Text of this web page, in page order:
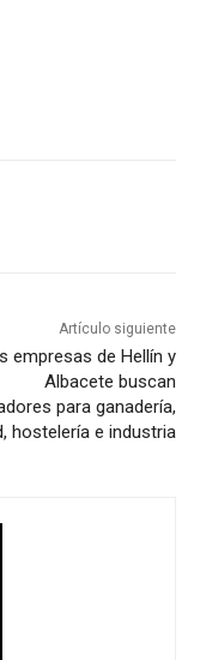
Artículo siguiente
empresas de Hellín y
Albacete buscan
para ganadería,
hostelería e industria